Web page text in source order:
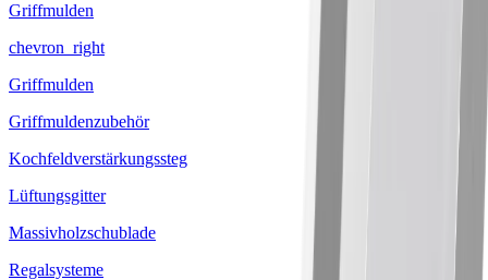
Griffmulden
chevron_right
Griffmulden
Griffmuldenzubehör
Kochfeldverstärkungssteg
Lüftungsgitter
Massivholzschublade
Regalsysteme